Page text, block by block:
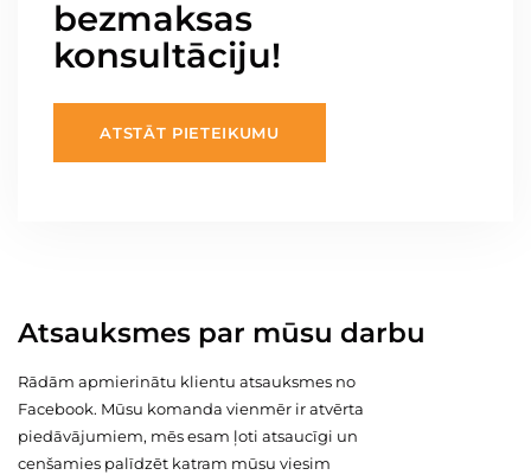
bezmaksas
konsultāciju!
ATSTĀT PIETEIKUMU
Atsauksmes par mūsu darbu
Rādām apmierinātu klientu atsauksmes no
Facebook. Mūsu komanda vienmēr ir atvērta
piedāvājumiem, mēs esam ļoti atsaucīgi un
cenšamies palīdzēt katram mūsu viesim